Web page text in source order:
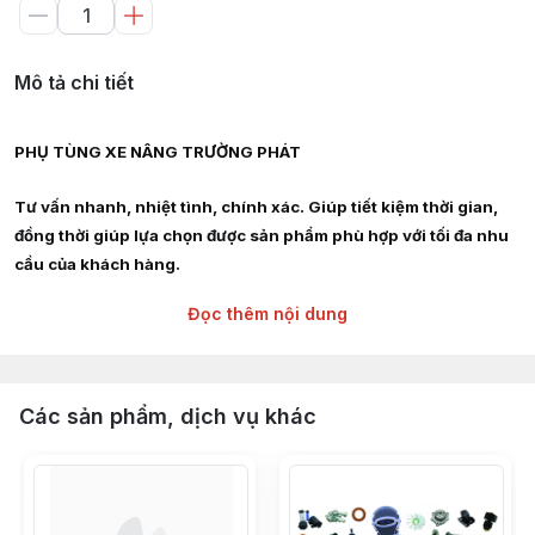
Mô tả chi tiết
PHỤ TÙNG XE NÂNG TRƯỜNG PHÁT
Tư vấn nhanh, nhiệt tình, chính xác. Giúp tiết kiệm thời gian,
đồng thời giúp lựa chọn được sản phẩm phù hợp với tối đa nhu
cầu của khách hàng.
Giao hàng siêu tốc nội thành HCM, Hà Nội, Bình Dương, Đồng
Phụ tùng, linh kiện, chi tiết kỹ thuật xe nâng hàng các hãng :
TOYOTA, TCM, MITSUBISHI, KOMAT'SU, HELI, HANGCHA,
HYUNDAI, SAMSUNG, CLARK, HYSTER, NICHIYU, LINDE,
Đọc thêm nội dung
Các sản phẩm, dịch vụ khác